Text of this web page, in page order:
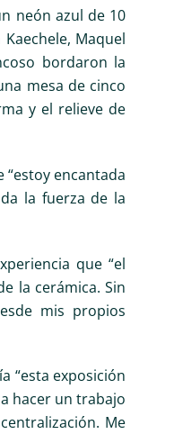
neón azul de 10
Maquel
bordaron la
mesa de cinco
y el relieve de
encantada
la fuerza de la
que “el
la cerámica. Sin
mis propios
“esta exposición
hacer un trabajo
Me